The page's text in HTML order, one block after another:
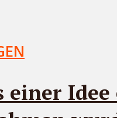
einer Idee